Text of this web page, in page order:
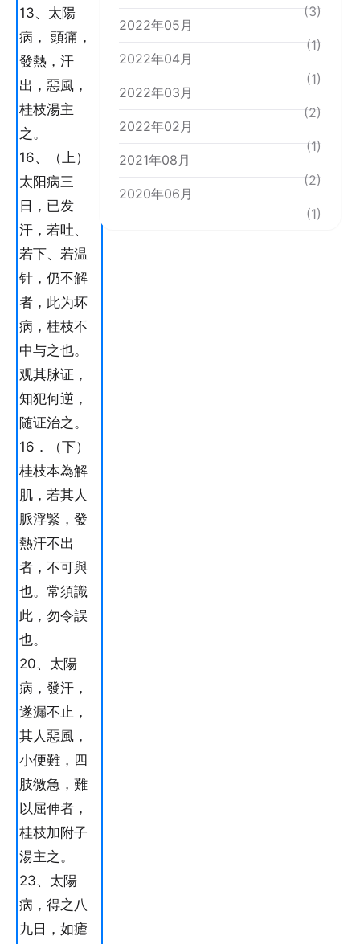
13、太陽
病， 頭痛，
發熱，汗
出，惡風，
桂枝湯主
之。
16、（上）
太阳病三
日，已发
汗，若吐、
若下、若温
针，仍不解
者，此为坏
病，桂枝不
中与之也。
观其脉证，
知犯何逆，
随证治之。
16．（下）
桂枝本為解
肌，若其人
脈浮緊，發
熱汗不出
者，不可與
也。常須識
此，勿令誤
也。
20、太陽
病，發汗，
遂漏不止，
其人惡風，
小便難，四
肢微急，難
以屈伸者，
桂枝加附子
湯主之。
23、太陽
病，得之八
九日，如瘧
(3)
2022年05月
(1)
2022年04月
(1)
2022年03月
(2)
2022年02月
(1)
2021年08月
(2)
2020年06月
(1)